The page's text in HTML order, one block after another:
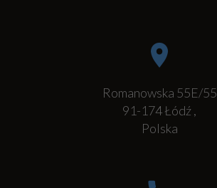
Romanowska 55E/55
91-174Łódź,
Polska